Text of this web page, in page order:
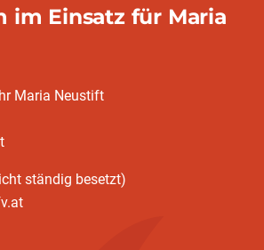
im Einsatz für Maria
Maria Neustift
ständig besetzt)